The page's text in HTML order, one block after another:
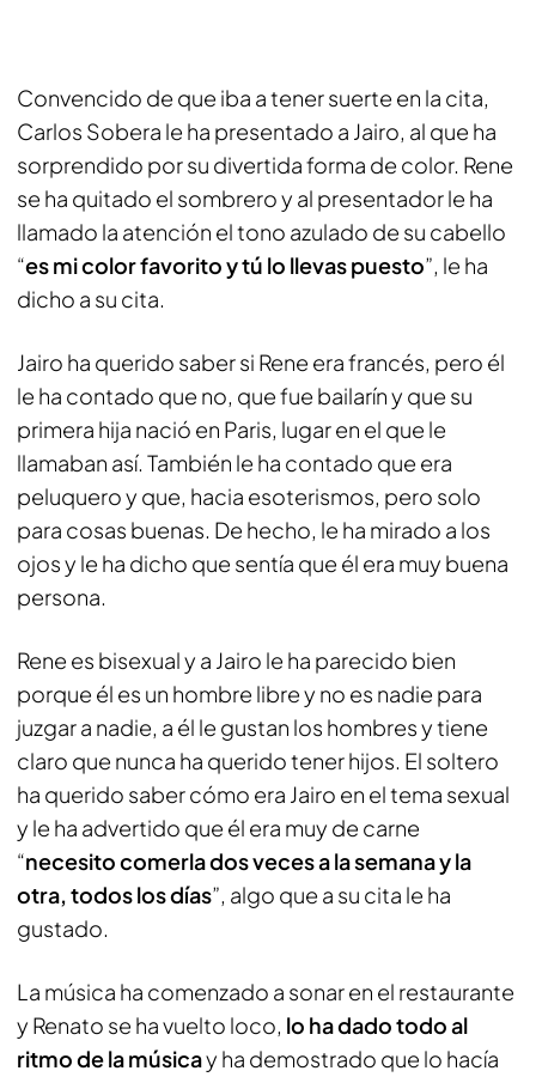
Convencido de que iba a tener suerte en la cita,
Carlos Sobera le ha presentado a Jairo, al que ha
sorprendido por su divertida forma de color. Rene
se ha quitado el sombrero y al presentador le ha
llamado la atención el tono azulado de su cabello
“es mi color favorito y tú lo llevas puesto”, le ha
dicho a su cita.
Jairo ha querido saber si Rene era francés, pero él
le ha contado que no, que fue bailarín y que su
primera hija nació en Paris, lugar en el que le
llamaban así. También le ha contado que era
peluquero y que, hacia esoterismos, pero solo
para cosas buenas. De hecho, le ha mirado a los
ojos y le ha dicho que sentía que él era muy buena
persona.
Rene es bisexual y a Jairo le ha parecido bien
porque él es un hombre libre y no es nadie para
juzgar a nadie, a él le gustan los hombres y tiene
claro que nunca ha querido tener hijos. El soltero
ha querido saber cómo era Jairo en el tema sexual
y le ha advertido que él era muy de carne
“necesito comerla dos veces a la semana y la
otra, todos los días”, algo que a su cita le ha
gustado.
La música ha comenzado a sonar en el restaurante
y Renato se ha vuelto loco, lo ha dado todo al
ritmo de la músicay ha demostrado que lo hacía